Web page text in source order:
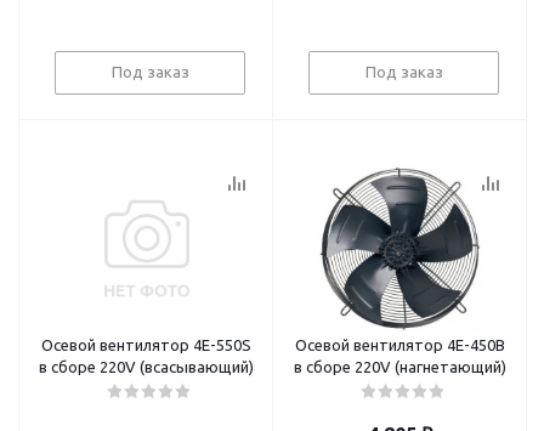
Под заказ Под заказ
Осевой вентилятор 4E-550S
в сборе 220V (всасывающий)
Осевой вентилятор 4E-450B
в сборе 220V (нагнетающий)